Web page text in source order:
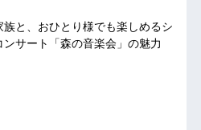
族と、おひとり様でも楽しめるシ
ンサート「森の音楽会」の魅力